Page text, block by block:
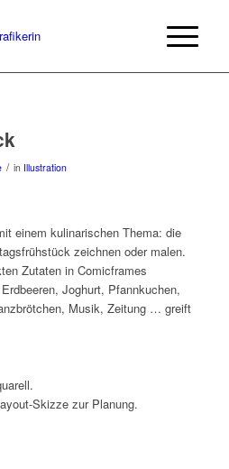
/ in Illustration
einem kulinarischen Thema: die
zeichnen oder malen.
Zutaten in Comicframes
Joghurt, Pfannkuchen,
Musik, Zeitung … greift
Skizze zur Planung.